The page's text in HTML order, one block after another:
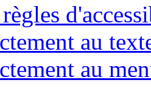
au
au